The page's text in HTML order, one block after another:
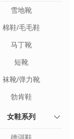
雪地靴
棉鞋/毛毛鞋
马丁靴
短靴
袜靴/弹力靴
勃肯鞋
女鞋系列